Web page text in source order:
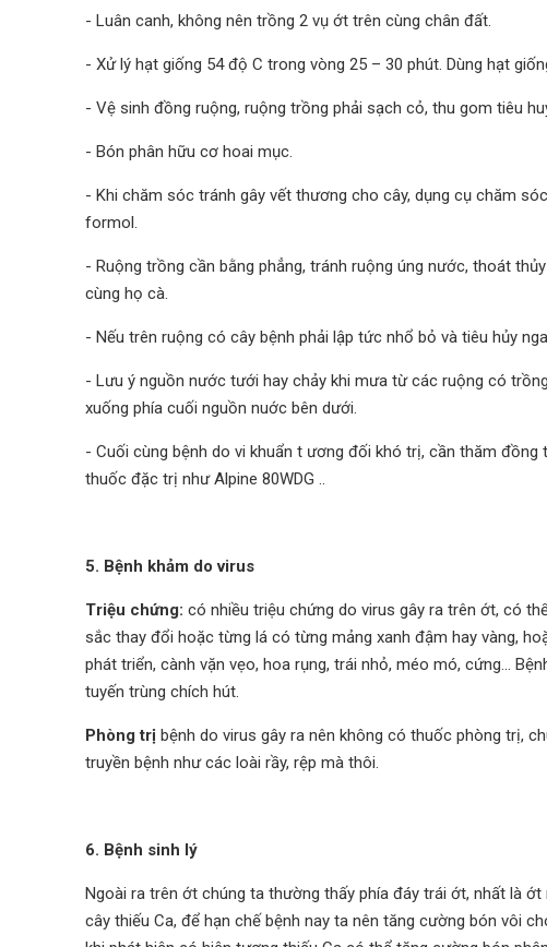
- Luân canh, không nên trồng 2 vụ ớt trên cùng chân đất.
- Xử lý hạt giống 54 độ C trong vòng 25 – 30 phút. Dùng hạt
- Vệ sinh đồng ruộng, ruộng trồng phải sạch cỏ, thu gom tiêu
- Bón phân hữu cơ hoai mục.
- Khi chăm sóc tránh gây vết thương cho cây, dụng cụ chăm
formol.
- Ruộng trồng cần bằng phẳng, tránh ruộng úng nước, thoát
cùng họ cà.
- Nếu trên ruộng có cây bệnh phải lập tức nhổ bỏ và tiêu hủy
- Lưu ý nguồn nước tưới hay chảy khi mưa từ các ruộng có
xuống phía cuối nguồn nuớc bên dưới.
- Cuối cùng bệnh do vi khuẩn t ương đối khó trị, cần thăm đồng
thuốc đặc trị như Alpine 80WDG ..
5. Bệnh khảm do virus
Triệu chứng: có nhiều triệu chứng do virus gây ra trên ớt, có
sắc thay đổi hoặc từng lá có từng mảng xanh đậm hay vàng,
phát triển, cành vặn vẹo, hoa rụng, trái nhỏ, méo mó, cứng…
tuyến trùng chích hút.
Phòng trị bệnh do virus gây ra nên không có thuốc phòng trị,
truyền bệnh như các loài rầy, rệp mà thôi.
6. Bệnh sinh lý
Ngoài ra trên ớt chúng ta thường thấy phía đáy trái ớt, nhất là
cây thiếu Ca, để hạn chế bệnh nay ta nên tăng cường bón vôi